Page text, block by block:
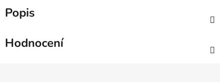
Popis
Hodnocení